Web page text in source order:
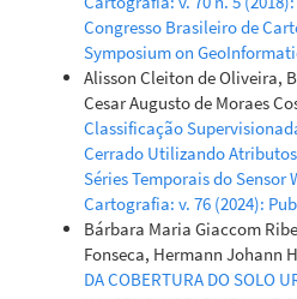
Congresso Brasileiro de
Symposium on
Alisson Cleiton de Oliveira,
Cesar Augusto de Moraes
Classificação
Cerrado Utilizando
Séries Temporais do Sensor
Cartografia: v. 76 (2024):
Bárbara Maria Giaccom
Fonseca, Hermann Johann
DA COBERTURA DO SOLO